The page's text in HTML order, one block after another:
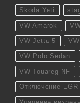
Skoda Yeti
VW Amarok
VW Jetta 5
VW Polo Sedan
VW Touareg NF
Отключение EGR